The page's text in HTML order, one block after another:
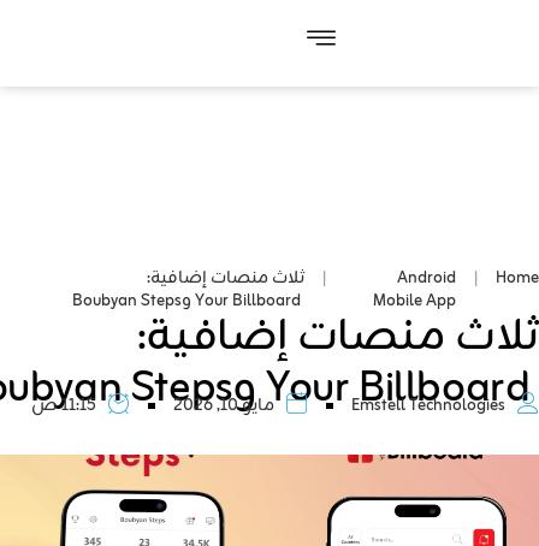
Home
|
Android
Mobile App
|
ثلاث منصات إضافية:
ثلاث منصات إضافية:
Your Billboard وBoubyan Steps Emstell Technologies مايو 10, 2026 11:15 ص